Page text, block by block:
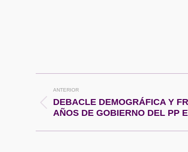
entre
ANTERIOR
Publicación
anterior:
DEBACLE DEMOGRÁFICA Y
AÑOS DE GOBIERNO DEL PP